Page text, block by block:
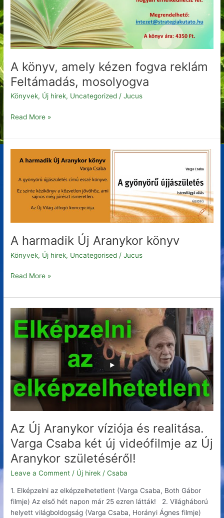
A könyv, amely kézen fogva reklám
Feltámadás, mosolyogva
Könyvek, Új hirek, Uncategorized /Jucus
Feltámadás,
mosolyogva
Read More »
A harmadik Új Aranykor könyv
Könyvek, Új hirek, Uncategorised /Jucus
harmadik
Aranykor
Read More »
Az Új Aranykor víziója és realitása.
Varga Csaba két új videófilmje az Új
Aranykor születéséről!
Leave a Comment / Új hirek /Csaba
1. Elképzelni az elképzelhetetlent (Varga Csaba, Both Gábor
filmje) Az első hét napon már 25 ezren látták! 2. Világháború
helyett világboldogság (Varga Csaba, Horányi Ágnes filmje)
Az
Új
Aranykor
víziója
Varga
Csaba
új
videófilmje
az
Új
Aranykor
születéséről!